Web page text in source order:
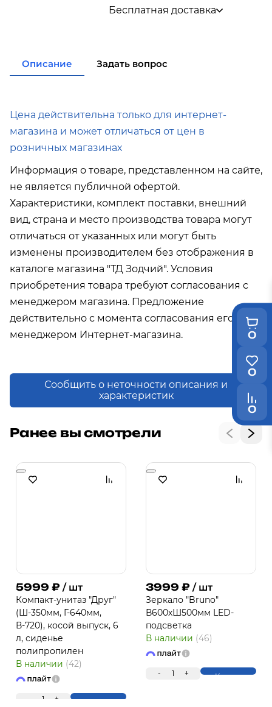
0
0
0
Бесплатная доставка
покупкеот 35 000р
Описание Задать вопрос
Цена действительна только для интернет-
магазина и может отличаться от цен в
розничных магазинах
Информация о товаре, представленном на сайте,
не является публичной офертой.
Характеристики, комплект поставки, внешний
вид, страна и место производства товара могут
отличаться от указанных или могут быть
изменены производителем без отображения в
каталоге магазина "ТД Зодчий". Условия
приобретения товара требуют согласования с
менеджером магазина. Предложение
действительно с момента согласования его с
менеджером Интернет-магазина.
Сообщить о неточности описания и
характеристик
Ранее вы смотрели
5999 ₽ / шт
Компакт-унитаз "Друг"
(Ш-350мм, Г-640мм,
В-720), косой выпуск, 6
л, сиденье
полипропилен
В наличии (42)
1 + Купить
3999 ₽ / шт
Зеркало "Bruno"
В600хШ500мм LED-
подсветка
В наличии (46)
- 1 + Купить